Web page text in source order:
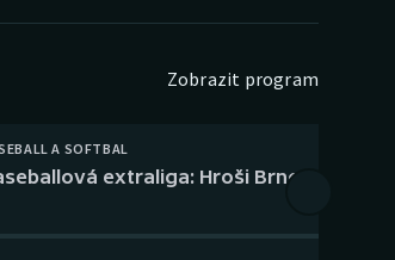
Zobrazit program
A SOFTBAL
extraliga: Hroši Brno – Eagles